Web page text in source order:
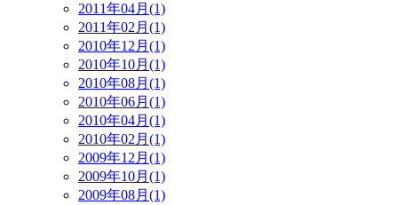
2011年04月(1)
2011年02月(1)
2010年12月(1)
2010年10月(1)
2010年08月(1)
2010年06月(1)
2010年04月(1)
2010年02月(1)
2009年12月(1)
2009年10月(1)
2009年08月(1)